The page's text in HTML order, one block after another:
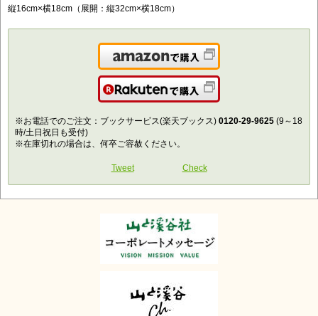
縦16cm×横18cm（展開：縦32cm×横18cm）
Amazonで購入
楽天で購入
※お電話でのご注文：ブックサービス(楽天ブックス) 0120-29-9625 (9～18
時/土日祝日も受付)
※在庫切れの場合は、何卒ご容赦ください。
Tweet Check